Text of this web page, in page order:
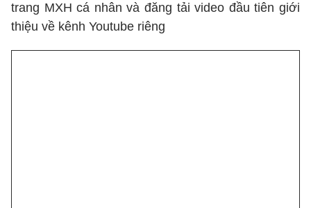
trang MXH cá nhân và đăng tải video đầu tiên giới
thiệu về kênh Youtube riêng